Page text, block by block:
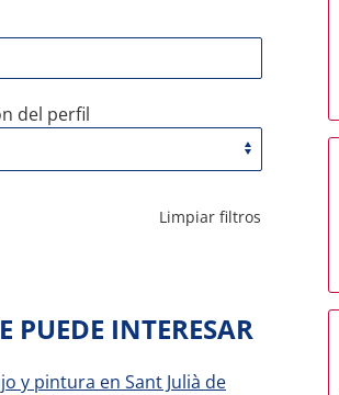
del perfil
Limpiar filtros
PUEDE INTERESAR
y pintura en Sant Julià de